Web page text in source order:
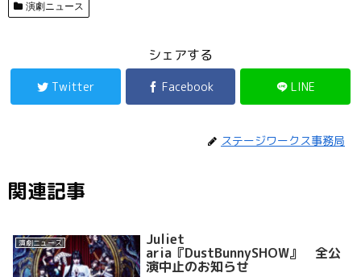
演劇ニュース
シェアする
Twitter Facebook LINE
ステージワークス事務局
関連記事
演劇ニュース Juliet
aria『DustBunnySHOW』 全公
演中止のお知らせ